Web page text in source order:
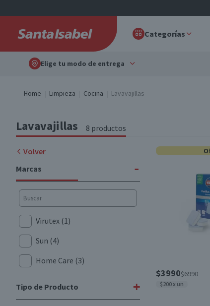
Categorías
Elige tu modo de entrega
Home Limpieza Cocina Lavavajillas
Lavavajillas 8 productos
Volver
Marcas
-
Virutex (1)
Sun (4)
Home Care (3)
Tipo de Producto +
$3990$6990
$200 x un